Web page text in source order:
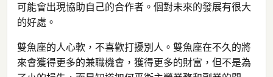
可能會出現協助自己的合作者。個對未來的發展有很大
的好處。
雙魚座的人心軟，不喜歡打擾別人。雙魚座在不久的將
來會獲得更多的兼職機會，獲得更多的財富，但不是為